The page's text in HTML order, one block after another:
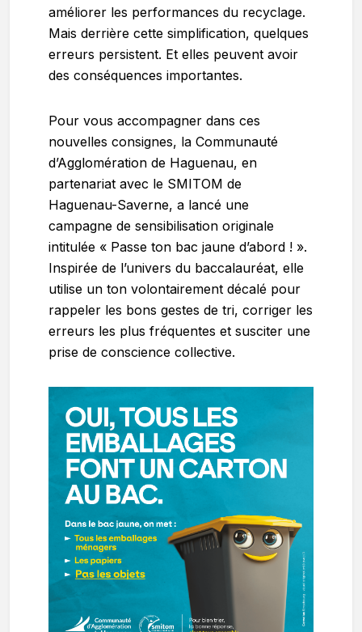
améliorer les performances du recyclage.
Mais derrière cette simplification, quelques
erreurs persistent. Et elles peuvent avoir
des conséquences importantes.
Pour vous accompagner dans ces
nouvelles consignes, la Communauté
d’Agglomération de Haguenau, en
partenariat avec le SMITOM de
Haguenau-Saverne, a lancé une
campagne de sensibilisation originale
intitulée « Passe ton bac jaune d’abord ! ».
Inspirée de l’univers du baccalauréat, elle
utilise un ton volontairement décalé pour
rappeler les bons gestes de tri, corriger les
erreurs les plus fréquentes et susciter une
prise de conscience collective.